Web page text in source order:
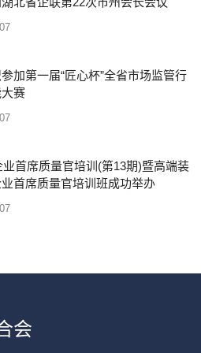
加第一届“匠心杯”全省市场监管行
赛
业首席质量官培训(第13期)暨高端装
首席质量官培训班成功举办
会